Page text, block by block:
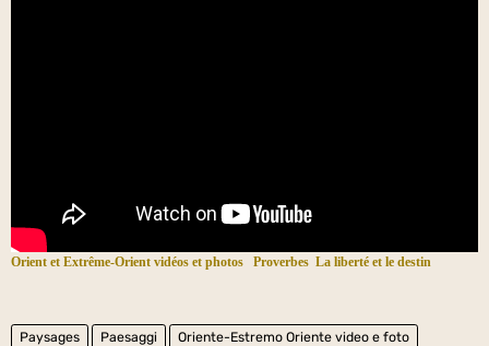
Orient et Extrême-Orient vidéos et photos Proverbes La liberté et le destin
Paysages Paesaggi
Oriente-Estremo Oriente video e foto